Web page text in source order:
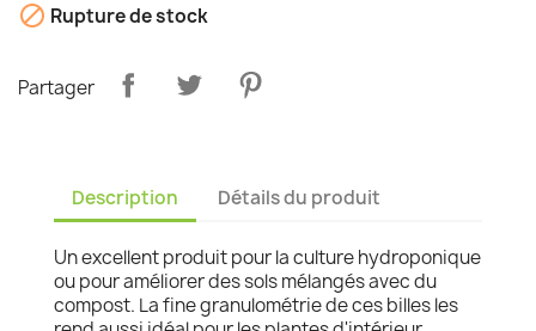
 Rupture de stock
Partager
Description Détails du produit
Un excellent produit pour la culture hydroponique
ou pour améliorer des sols mélangés avec du
compost. La fine granulométrie de ces billes les